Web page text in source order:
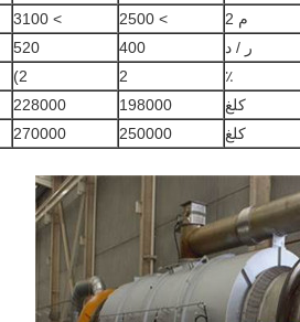
م 2 > 2500
> 3100
ر / د 400
520
٪ 2
2)
كلغ 198000
228000
كلغ 250000
270000